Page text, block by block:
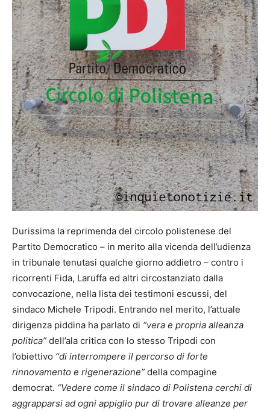
Durissima la reprimenda del circolo polistenese del
Partito Democratico – in merito alla vicenda dell’udienza
in tribunale tenutasi qualche giorno addietro – contro i
ricorrenti Fida, Laruffa ed altri circostanziato dalla
convocazione, nella lista dei testimoni escussi, del
sindaco Michele Tripodi. Entrando nel merito, l’attuale
dirigenza piddina ha parlato di “vera e propria alleanza
politica” dell’ala critica con lo stesso Tripodi con
l’obiettivo “di interrompere il percorso di forte
rinnovamento e rigenerazione” della compagine
democrat. “Vedere come il sindaco di Polistena cerchi di
aggrapparsi ad ogni appiglio pur di trovare alleanze per